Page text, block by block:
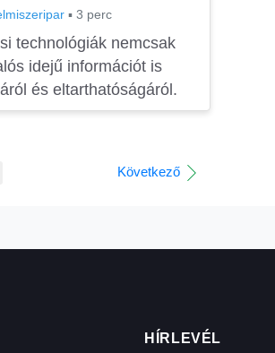
▪ 3 perc
technológiák nemcsak
idejű információt is
és eltarthatóságáról.
Következő
HÍRLEVÉL